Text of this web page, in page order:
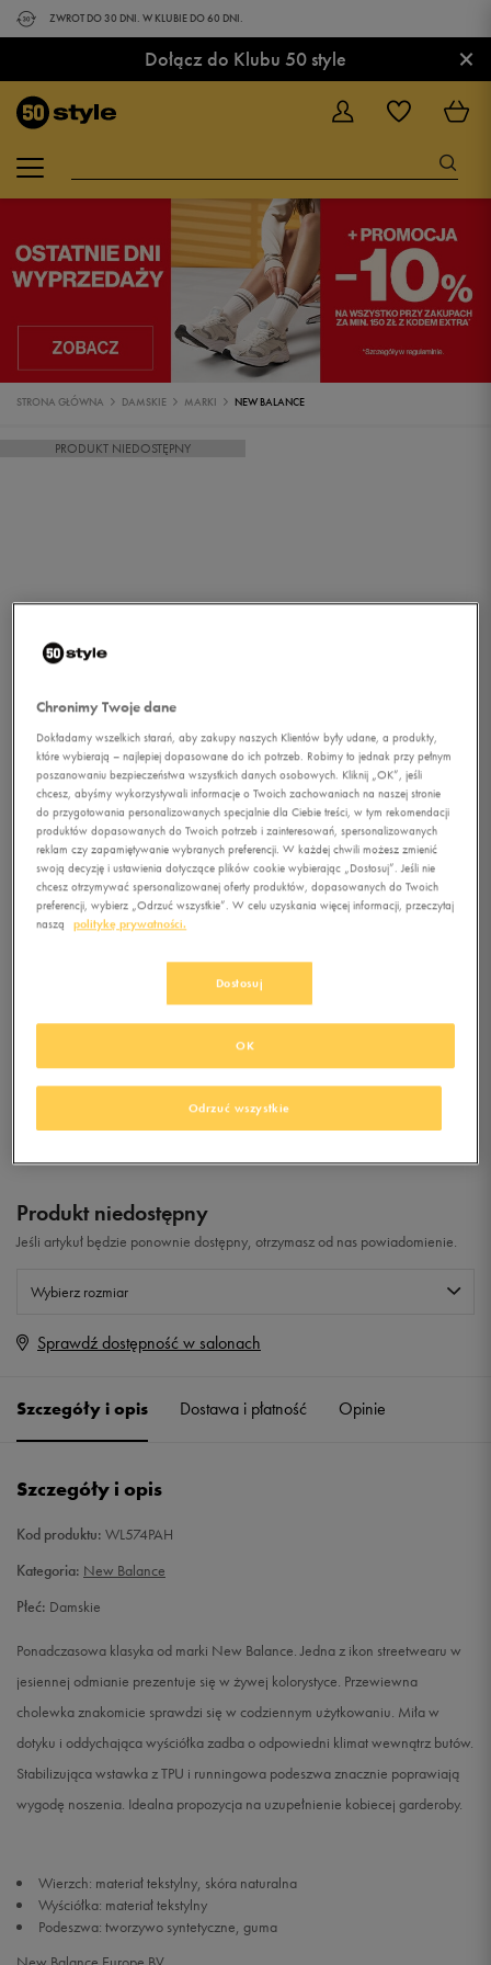
ZWROT DO 30 DNI. W KLUBIE DO 60 DNI.
Dołącz do Klubu 50 style ×
STRONA GŁÓWNA DAMSKIE MARKI NEW BALANCE
PRODUKT NIEDOSTĘPNY
1/1
NEW BALANCE ML574
złz Vat
KLUBIE 50 STYLE
Produkt niedostępny
Jeśli artykuł będzie ponownie dostępny, otrzymasz od nas powiadomienie.
Wybierz rozmiar
Rozmiary EU
37,5 24 cm
39 25 cm Powiadom o dostępności
40,5 Powiadom o dostępności
Sprawdź dostępność w salonach
Szczegóły i opis Dostawa i płatność Opinie
Szczegóły i opis
Kod produktu: WL574PAH
Kategoria: New Balance
Płeć: Damskie
Ponadczasowa klasyka od marki New Balance. Jedna z ikon streetwearu w
jesiennej odmianie prezentuje się w żywej kolorystyce. Przewiewna
cholewka znakomicie sprawdzi się w codziennym użytkowaniu. Miła w
dotyku i oddychająca wyściółka zadba o odpowiedni klimat wewnątrz butów.
Stabilizująca wstawka z TPU i runningowa podeszwa znacznie poprawiają
wygodę noszenia. Idealna propozycja na uzupełnienie kobiecej garderoby.
Wierzch: materiał tekstylny, skóra naturalna
Wyściółka: materiał tekstylny
Podeszwa: tworzywo syntetyczne, guma
Chronimy Twoje dane
Dokładamy wszelkich starań, aby zakupy naszych Klientów były udane, a produkty,
które wybierają – najlepiej dopasowane do ich potrzeb. Robimy to jednak przy pełnym
poszanowaniu bezpieczeństwa wszystkich danych osobowych. Kliknij „OK”, jeśli
chcesz, abyśmy wykorzystywali informacje o Twoich zachowaniach na naszej stronie
do przygotowania personalizowanych specjalnie dla Ciebie treści, w tym rekomendacji
produktów dopasowanych do Twoich potrzeb i zainteresowań, spersonalizowanych
reklam czy zapamiętywanie wybranych preferencji. W każdej chwili możesz zmienić
swoją decyzję i ustawienia dotyczące plików cookie wybierając „Dostosuj”. Jeśli nie
chcesz otrzymywać spersonalizowanej oferty produktów, dopasowanych do Twoich
preferencji, wybierz „Odrzuć wszystkie”. W celu uzyskania więcej informacji, przeczytaj
naszą
politykę prywatności.
Dostosuj
Odrzuć wszystkie
OK